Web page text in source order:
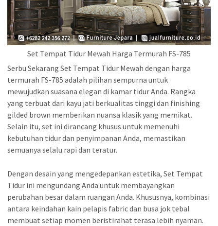
Set Tempat Tidur Mewah Harga Termurah FS-785
Serbu Sekarang Set Tempat Tidur Mewah dengan harga
termurah FS-785 adalah pilihan sempurna untuk
mewujudkan suasana elegan di kamar tidur Anda. Rangka
yang terbuat dari kayu jati berkualitas tinggi dan finishing
gilded brown memberikan nuansa klasik yang memikat.
Selain itu, set ini dirancang khusus untuk memenuhi
kebutuhan tidur dan penyimpanan Anda, memastikan
semuanya selalu rapi dan teratur.
Dengan desain yang mengedepankan estetika, Set Tempat
Tidur ini mengundang Anda untuk membayangkan
perubahan besar dalam ruangan Anda. Khususnya, kombinasi
antara keindahan kain pelapis fabric dan busa jok tebal
membuat setiap momen beristirahat terasa lebih nyaman.